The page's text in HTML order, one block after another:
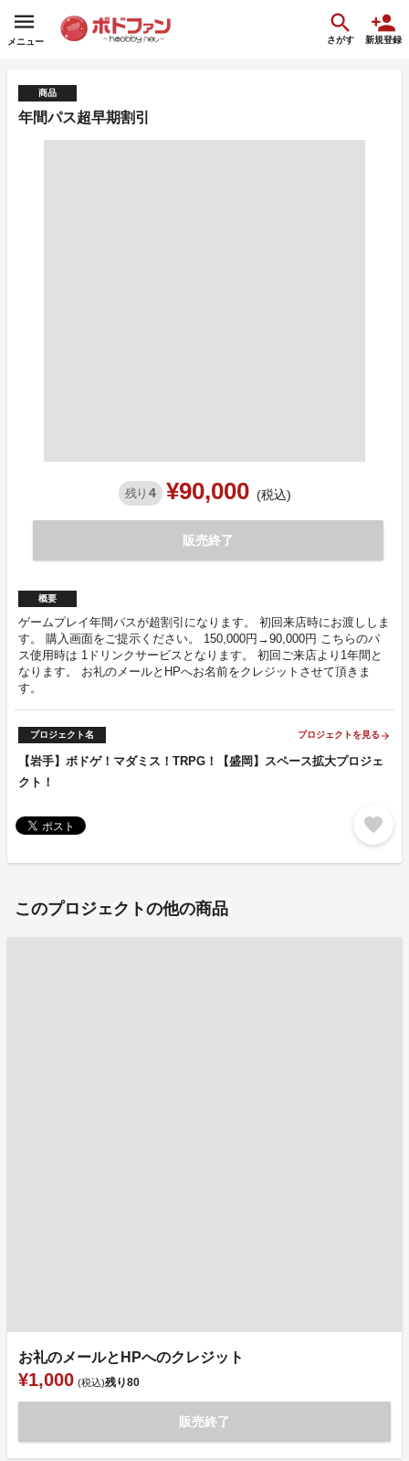
メニュー さがす 新規登録
商品
年間パス超早期割引
残り 4 ¥90,000 (税込)
販売終了
概要
ゲームプレイ年間パスが超割引になります。 初回来店時にお渡ししま
す。 購入画面をご提示ください。 150,000円→90,000円 こちらのパ
ス使用時は 1ドリンクサービスとなります。 初回ご来店より1年間と
なります。 お礼のメールとHPへお名前をクレジットさせて頂きま
す。
プロジェクト名 プロジェクトを見る arrow_forward
【岩手】ボドゲ！マダミス！TRPG！【盛岡】スペース拡大プロジェ
クト！
favorite
このプロジェクトの他の商品
お礼のメールとHPへのクレジット
¥1,000 (税込)残り80
販売終了